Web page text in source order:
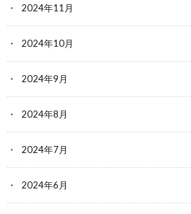
2024年11月
2024年10月
2024年9月
2024年8月
2024年7月
2024年6月